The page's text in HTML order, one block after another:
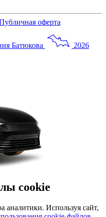
оферта
Батюкова
2026
cookie
аналитики. Используя сайт,